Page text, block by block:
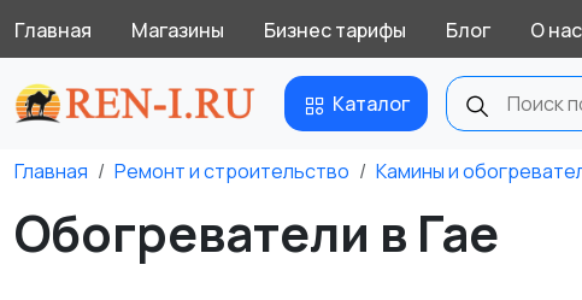
Главная Магазины Бизнес тарифы Блог О нас
Каталог
Главная Ремонт и строительство Камины и
Обогреватели в Гае